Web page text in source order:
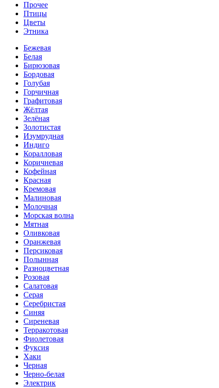
Прочее
Птицы
Цветы
Этника
Бежевая
Белая
Бирюзовая
Бордовая
Голубая
Горчичная
Графитовая
Жёлтая
Зелёная
Золотистая
Изумрудная
Индиго
Коралловая
Коричневая
Кофейная
Красная
Кремовая
Малиновая
Молочная
Морская волна
Мятная
Оливковая
Оранжевая
Персиковая
Полынная
Разноцветная
Розовая
Салатовая
Серая
Серебристая
Синяя
Сиреневая
Терракотовая
Фиолетовая
Фуксия
Хаки
Черная
Черно-белая
Электрик